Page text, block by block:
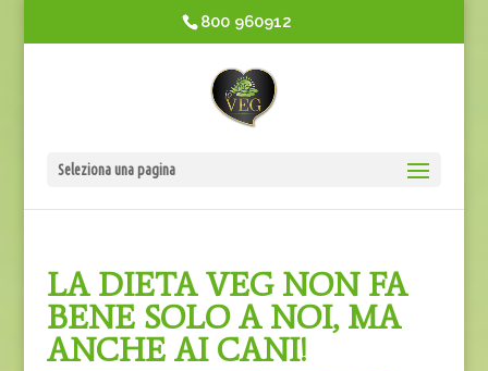
800 960912
Seleziona una pagina
LA DIETA VEG NON FA
BENE SOLO A NOI, MA
ANCHE AI CANI!